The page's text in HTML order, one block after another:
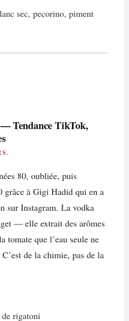
sec, pecorino, piment
Tendance TikTok,
80, oubliée, puis
grâce à Gigi Hadid qui en a
sur Instagram. La vodka
— elle extrait des arômes
tomate que l’eau seule ne
de la chimie, pas de la
rigatoni